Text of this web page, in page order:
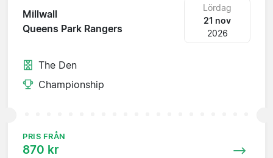
Millwall
Queens Park Rangers
Lördag
21 nov
2026
The Den
Championship
PRIS FRÅN
870 kr